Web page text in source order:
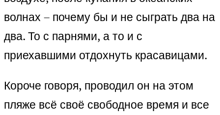
волнах – почему бы и не сыграть два на
два. То с парнями, а то и с
приехавшими отдохнуть красавицами.
Короче говоря, проводил он на этом
пляже всё своё свободное время и все